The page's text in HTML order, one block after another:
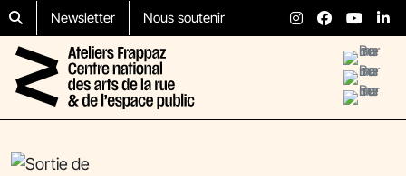
Aller au contenu
Skip to footer Nous soutenir
Newsletter